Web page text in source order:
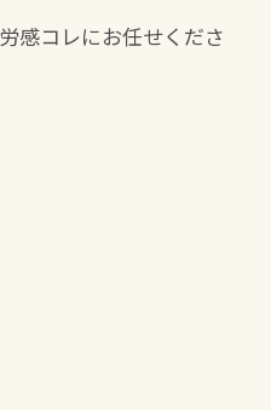
感コレにお任せくださ